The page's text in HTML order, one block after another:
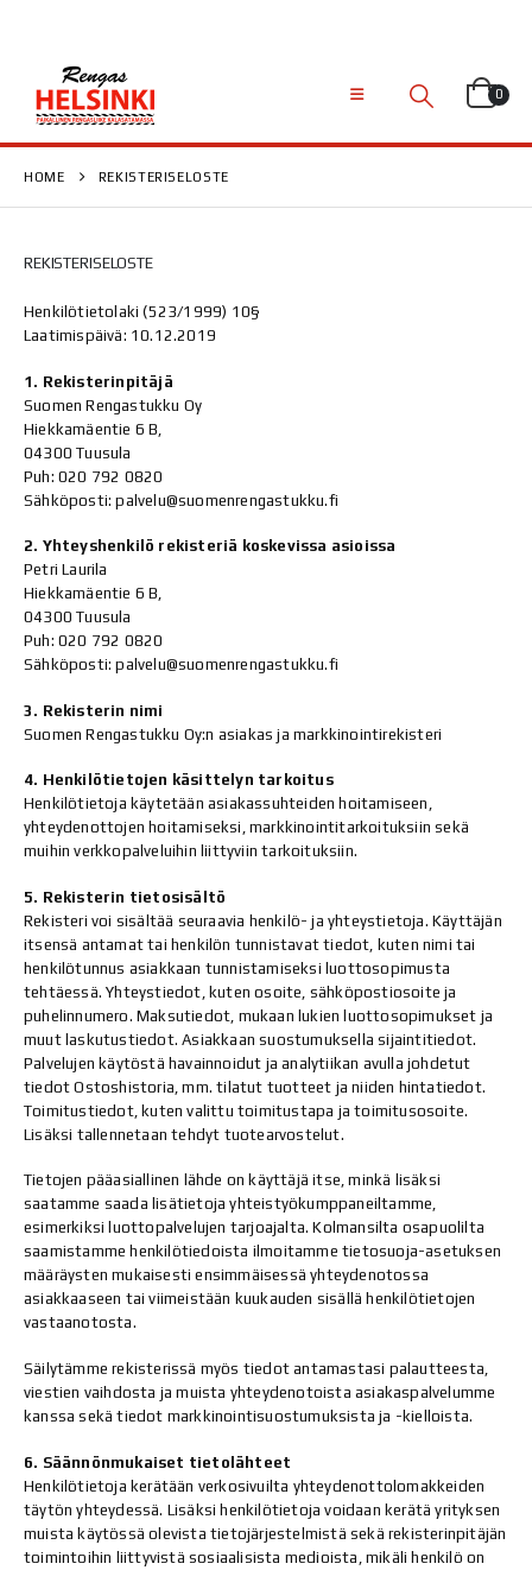
0
HOME REKISTERISELOSTE
REKISTERISELOSTE
Henkilötietolaki (523/1999) 10§
Laatimispäivä: 10.12.2019
1. Rekisterinpitäjä
Suomen Rengastukku Oy
Hiekkamäentie 6 B,
04300 Tuusula
Puh: 020 792 0820
Sähköposti: palvelu@suomenrengastukku.fi
2. Yhteyshenkilö rekisteriä koskevissa asioissa
Petri Laurila
Hiekkamäentie 6 B,
04300 Tuusula
Puh: 020 792 0820
Sähköposti: palvelu@suomenrengastukku.fi
3. Rekisterin nimi
Suomen Rengastukku Oy:n asiakas ja markkinointirekisteri
4. Henkilötietojen käsittelyn tarkoitus
Henkilötietoja käytetään asiakassuhteiden hoitamiseen,
yhteydenottojen hoitamiseksi, markkinointitarkoituksiin sekä
muihin verkkopalveluihin liittyviin tarkoituksiin.
5. Rekisterin tietosisältö
Rekisteri voi sisältää seuraavia henkilö- ja yhteystietoja. Käyttäjän
itsensä antamat tai henkilön tunnistavat tiedot, kuten nimi tai
henkilötunnus asiakkaan tunnistamiseksi luottosopimusta
tehtäessä. Yhteystiedot, kuten osoite, sähköpostiosoite ja
puhelinnumero. Maksutiedot, mukaan lukien luottosopimukset ja
muut laskutustiedot. Asiakkaan suostumuksella sijaintitiedot.
Palvelujen käytöstä havainnoidut ja analytiikan avulla johdetut
tiedot Ostoshistoria, mm. tilatut tuotteet ja niiden hintatiedot.
Toimitustiedot, kuten valittu toimitustapa ja toimitusosoite.
Lisäksi tallennetaan tehdyt tuotearvostelut.
Tietojen pääasiallinen lähde on käyttäjä itse, minkä lisäksi
saatamme saada lisätietoja yhteistyökumppaneiltamme,
esimerkiksi luottopalvelujen tarjoajalta. Kolmansilta osapuolilta
saamistamme henkilötiedoista ilmoitamme tietosuoja-asetuksen
määräysten mukaisesti ensimmäisessä yhteydenotossa
asiakkaaseen tai viimeistään kuukauden sisällä henkilötietojen
vastaanotosta.
Säilytämme rekisterissä myös tiedot antamastasi palautteesta,
viestien vaihdosta ja muista yhteydenotoista asiakaspalvelumme
kanssa sekä tiedot markkinointisuostumuksista ja -kielloista.
6. Säännönmukaiset tietolähteet
Henkilötietoja kerätään verkosivuilta yhteydenottolomakkeiden
täytön yhteydessä. Lisäksi henkilötietoja voidaan kerätä yrityksen
muista käytössä olevista tietojärjestelmistä sekä rekisterinpitäjän
toimintoihin liittyvistä sosiaalisista medioista, mikäli henkilö on